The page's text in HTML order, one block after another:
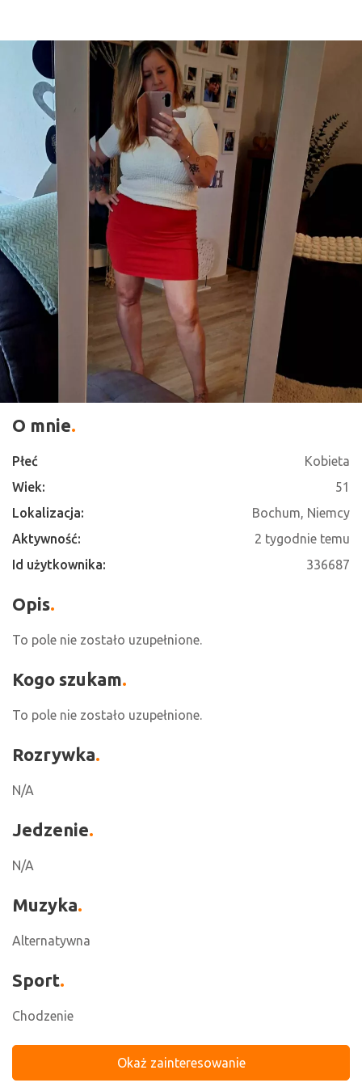
O mnie
Płeć
Kobieta
Wiek:
51
Lokalizacja:
Bochum, Niemcy
Aktywność:
2 tygodnie temu
Id użytkownika:
336687
Opis
To pole nie zostało uzupełnione.
Kogo szukam
To pole nie zostało uzupełnione.
Rozrywka
N/A
Jedzenie
N/A
Muzyka
Alternatywna
Sport
Chodzenie
Okaż zainteresowanie